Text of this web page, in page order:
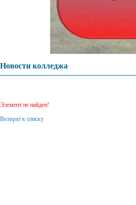
Новости колледжа
Элемент не найден!
Возврат к списку